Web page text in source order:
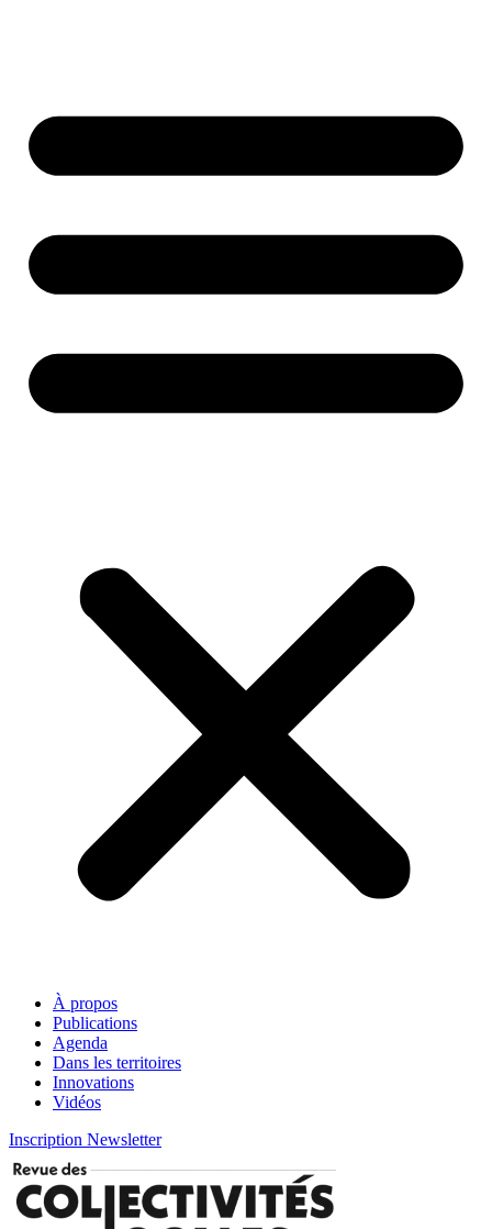
À propos
Publications
Agenda
Dans les territoires
Innovations
Vidéos
Inscription Newsletter